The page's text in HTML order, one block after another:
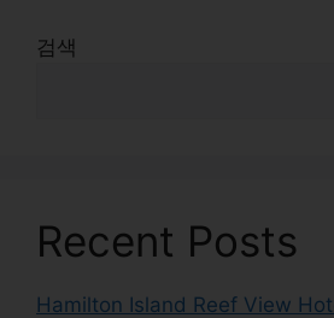
검색
Recent Posts
Hamilton Island Reef View